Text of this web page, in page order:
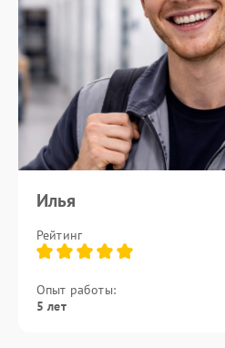
Илья
Рейтинг
Опыт работы:
5 лет